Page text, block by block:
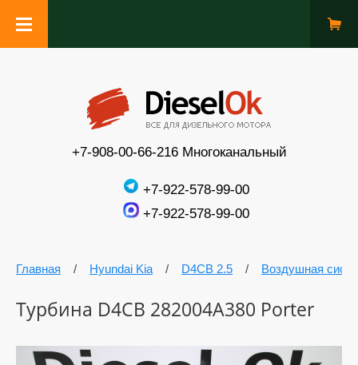
+7-908-00-66-216 Многоканальный
+7-922-578-99-00
+7-922-578-99-00
Главная / Hyundai Kia / D4CB 2.5 / Воздушная
Турбина D4CB 282004A380 Porter